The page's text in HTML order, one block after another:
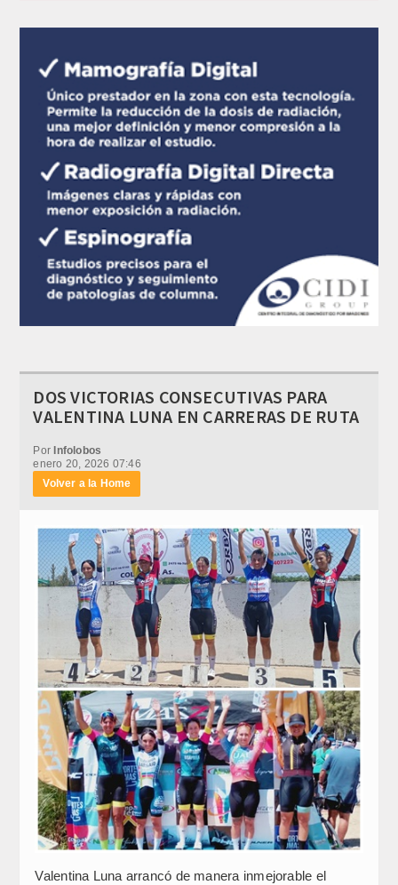
DOS VICTORIAS CONSECUTIVAS PARA
VALENTINA LUNA EN CARRERAS DE RUTA
PorInfolobos
enero 20, 2026 07:46
Volver a la Home
Valentina Luna arrancó de manera inmejorable el